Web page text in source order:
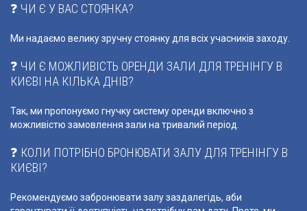
❓ ЧИ Є У ВАС СТОЯНКА?
Ми надаємо велику зручну стоянку для всіх учасників заходу.
❓ ЧИ Є МОЖЛИВІСТЬ ОРЕНДИ ЗАЛИ ДЛЯ ТРЕНІНГУ В
КИЄВІ НА КІЛЬКА ДНІВ?
Так, ми пропонуємо гнучку систему оренди включно з
можливістю замовлення зали на тривалий період.
❓ КОЛИ ПОТРІБНО БРОНЮВАТИ ЗАЛУ ДЛЯ ТРЕНІНГУ В
КИЄВІ?
Рекомендуємо забронювати залу заздалегідь, аби